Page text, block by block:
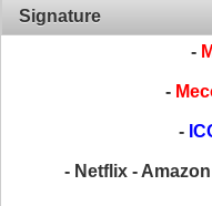
Signature
-
-
-
- Netflix -